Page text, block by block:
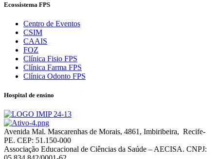
Ecossistema FPS
Centro de Eventos
CSIM
CAAIS
FOZ
Clínica Fisio FPS
Clínica Farma FPS
Clínica Odonto FPS
Hospital de ensino
Avenida Mal. Mascarenhas de Morais, 4861, Imbiribeira, Recife-
PE. CEP: 51.150-000
Associação Educacional de Ciências da Saúde – AECISA. CNPJ: